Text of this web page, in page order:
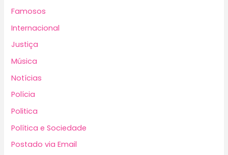
Famosos
Internacional
Justiça
Música
Notícias
Polícia
Politica
Política e Sociedade
Postado via Email